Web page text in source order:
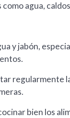
agua,
y jabón,
regularmente
bien los